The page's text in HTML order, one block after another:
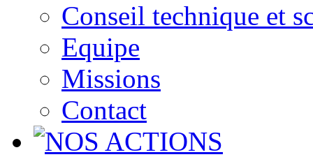
Conseil technique et
Equipe
Missions
Contact